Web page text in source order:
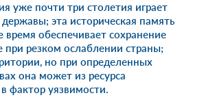
уже почти три столетия играет
эта историческая память
время обеспечивает сохранение
при резком ослаблении страны;
но при определенных
она может из ресурса
в фактор уязвимости.